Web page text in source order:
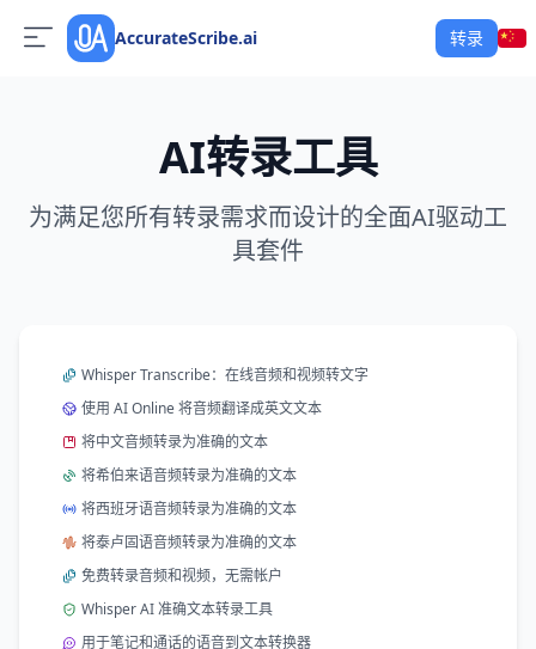
AccurateScribe.ai 转录
AI转录工具
为满足您所有转录需求而设计的全面AI驱动工
具套件
Whisper Transcribe：在线音频和视频转文字
使用 AI Online 将音频翻译成英文文本
将中文音频转录为准确的文本
将希伯来语音频转录为准确的文本
将西班牙语音频转录为准确的文本
将泰卢固语音频转录为准确的文本
免费转录音频和视频，无需帐户
Whisper AI 准确文本转录工具
用于笔记和通话的语音到文本转换器